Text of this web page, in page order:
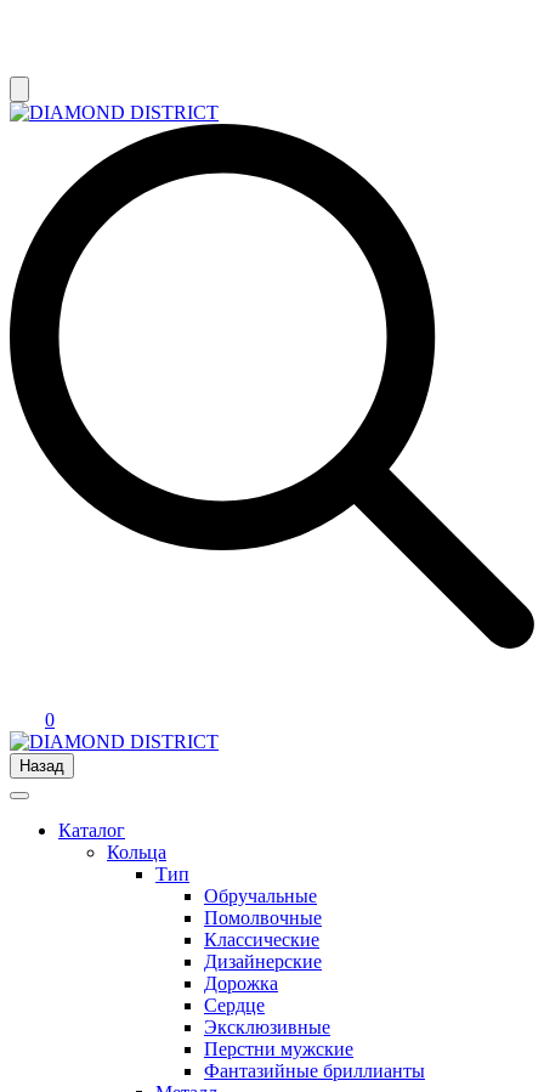
0
Назад
Каталог
Кольца
Тип
Обручальные
Помолвочные
Классические
Дизайнерские
Дорожка
Сердце
Эксклюзивные
Перстни мужские
Фантазийные бриллианты